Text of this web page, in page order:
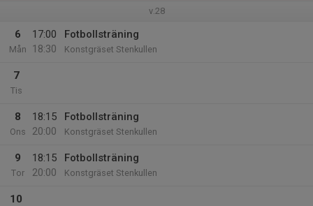
v.28
6
Mån
17:00
18:30
Fotbollsträning
Konstgräset Stenkullen
7
Tis
8
Ons
18:15
20:00
Fotbollsträning
Konstgräset Stenkullen
9
Tor
18:15
20:00
Fotbollsträning
Konstgräset Stenkullen
10